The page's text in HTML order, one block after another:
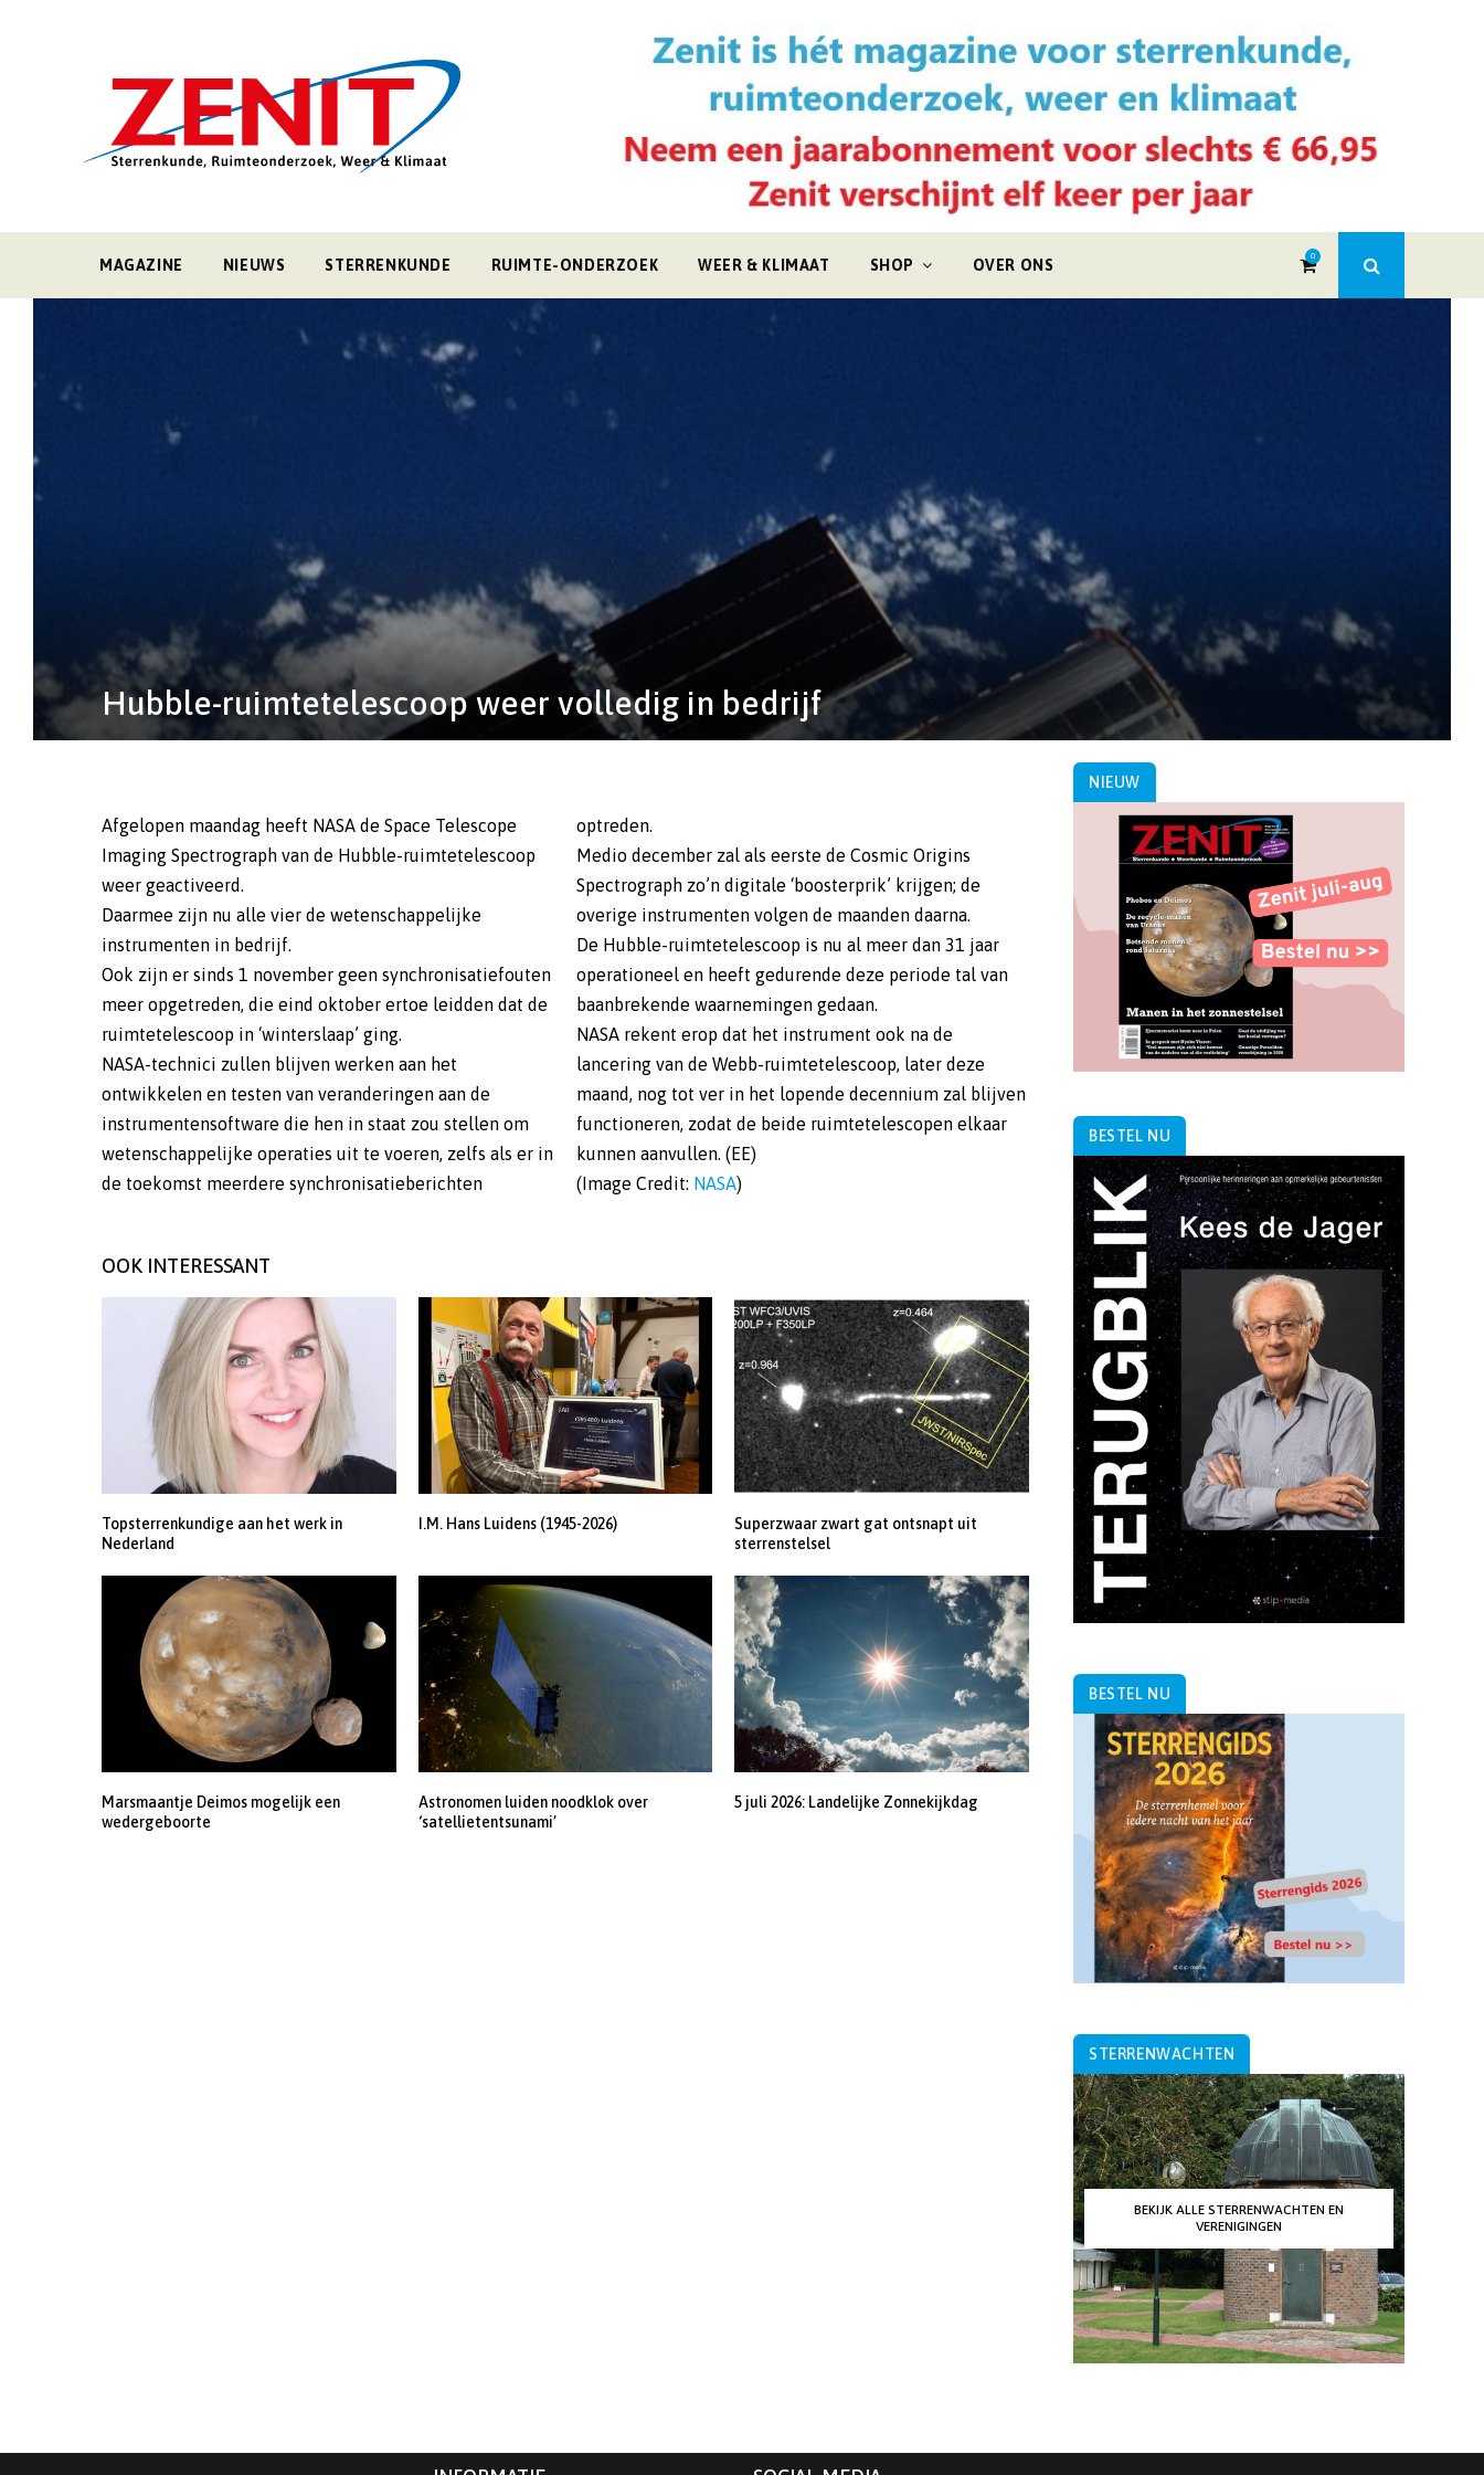
MAGAZINE NIEUWS STERRENKUNDE RUIMTE-ONDERZOEK WEER & KLIMAAT SHOP OVER ONS
0
Hubble-ruimtetelescoop weer volledig in bedrijf
Afgelopen maandag heeft NASA de Space Telescope
Imaging Spectrograph van de Hubble-ruimtetelescoop
weer geactiveerd.
Daarmee zijn nu alle vier de wetenschappelijke
instrumenten in bedrijf.
Ook zijn er sinds 1 november geen synchronisatiefouten
meer opgetreden, die eind oktober ertoe leidden dat de
ruimtetelescoop in ‘winterslaap’ ging.
NASA-technici zullen blijven werken aan het
ontwikkelen en testen van veranderingen aan de
instrumentensoftware die hen in staat zou stellen om
wetenschappelijke operaties uit te voeren, zelfs als er in
de toekomst meerdere synchronisatieberichten
optreden.
Medio december zal als eerste de Cosmic Origins
Spectrograph zo’n digitale ‘boosterprik’ krijgen; de
overige instrumenten volgen de maanden daarna.
De Hubble-ruimtetelescoop is nu al meer dan 31 jaar
operationeel en heeft gedurende deze periode tal van
baanbrekende waarnemingen gedaan.
NASA rekent erop dat het instrument ook na de
lancering van de Webb-ruimtetelescoop, later deze
maand, nog tot ver in het lopende decennium zal blijven
functioneren, zodat de beide ruimtetelescopen elkaar
kunnen aanvullen. (EE)
(Image Credit: NASA)
OOK INTERESSANT
Topsterrenkundige aan het werk in
Nederland
I.M. Hans Luidens (1945-2026)
Superzwaar zwart gat ontsnapt uit
sterrenstelsel
Marsmaantje Deimos mogelijk een
wedergeboorte
Astronomen luiden noodklok over
‘satellietentsunami’
5 juli 2026: Landelijke Zonnekijkdag
NIEUW
BESTEL NU
BESTEL NU
STERRENWACHTEN
BEKIJK ALLE STERRENWACHTEN EN
VERENIGINGEN